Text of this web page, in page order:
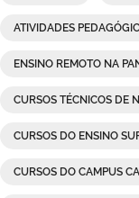
ATIVIDADES
ENSINO REMOTO NA
CURSOS TÉCNICOS DE
CURSOS DO ENSINO
CURSOS DO CAMPUS